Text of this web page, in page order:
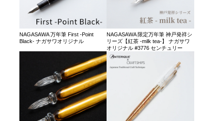
NAGASAWA 万年筆 First -Point
Black- ナガサワオリジナル
NAGASAWA 限定万年筆 神戸発祥シ
リーズ【紅茶 -milk tea-】 ナガサワ
オリジナル #3776 センチュリー